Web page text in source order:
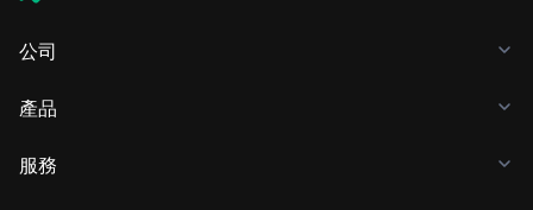
公司
產品
服務